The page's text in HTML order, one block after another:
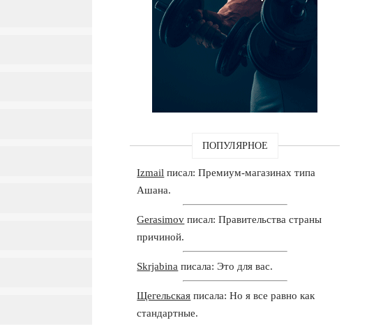
ПОПУЛЯРНОЕ
Izmail писал: Премиум-магазинах типа
Ашана.
Gerasimov писал: Правительства страны
причиной.
Skrjabina писала: Это для вас.
Щегельская писала: Но я все равно как
стандартные.